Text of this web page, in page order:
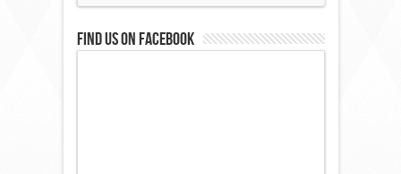
Find us on Facebook